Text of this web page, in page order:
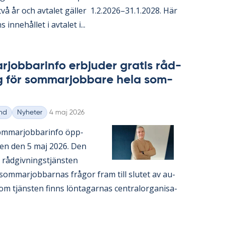
år och av­ta­let gäl­ler 1.2.2026–31.1.2028. Här
in­ne­hål­let i av­ta­let i...
er­bju­der gra­tis råd­
för som­mar­job­ba­re hela som­
Nyheter Skriven
4 maj 2026
öpp­
den 5 maj 2026. Den
frå­gor fram till slu­tet av au­
tjäns­ten fin­ns lön­ta­gar­nas cen­tral­or­ga­ni­sa­